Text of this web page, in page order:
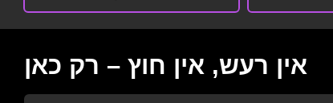
אין רעש, אין חוץ – רק כאן